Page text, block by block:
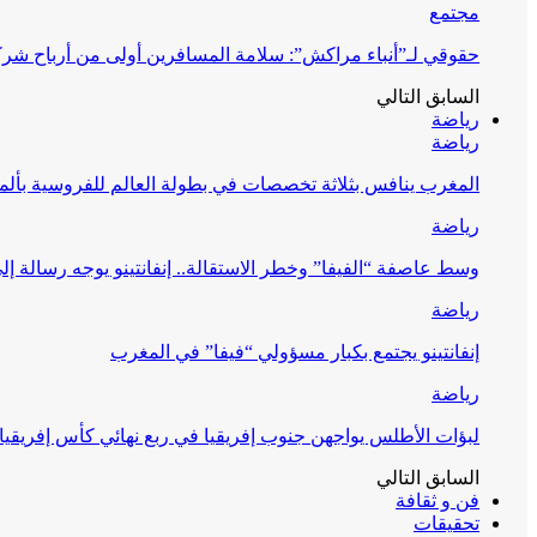
مجتمع
حقوقي لـ”أنباء مراكش”: سلامة المسافرين أولى من أرباح
السابق التالي
رياضة
رياضة
المغرب ينافس بثلاثة تخصصات في بطولة العالم للفروسية
رياضة
وسط عاصفة “الفيفا” وخطر الاستقالة.. إنفانتينو يوجه رسالة
رياضة
إنفانتينو يجتمع بكبار مسؤولي “فيفا” في المغرب
رياضة
لبؤات الأطلس يواجهن جنوب إفريقيا في ربع نهائي كأس
السابق التالي
فن و ثقافة
تحقيقات